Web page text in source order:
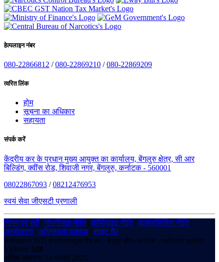
हेल्पलाइन नंबर
080-22866812 /080-22869210 /080-22869209
त्वरित लिंक
होम
सूचना का अधिकार
सहायता
संपर्क करें
केंद्रीय कर के प्रधान मुख्य आयुक्त का कार्यालय, बेंगलुरु क्षेत्र, सी आर
बिल्डिंग, क्वींस रोड, शिवाजी नगर, बेंगलुरु, कर्नाटक - 560001
08022867093 /08212476953
स्वयं सेवा जीएसटी प्रणाली
नियम एवं शर्तें|गोपनीयता नीति|कॉपीराइट नीति|हाइपरलिंकिंग नीति|
अस्वीकरण | अभिगम्यता वक्तव्य |साइट मैप
कॉपीराइट © 2025 केंद्रीय वस्तु एवं सेवा कर - बेंगलुरु ज़ोन - कर्नाटक। सर्वाधिकार सुरक्षित।
Visitors: 528
अंतिम अद्यतन: 14 नवंबर 2025